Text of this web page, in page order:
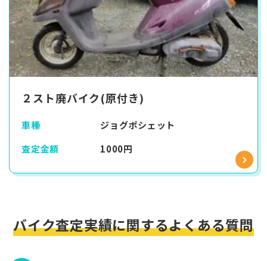
２スト廃バイク(原付き)
車種
ジョグポシェット
査定金額
1000円
バイク査定実績に関するよくある質問